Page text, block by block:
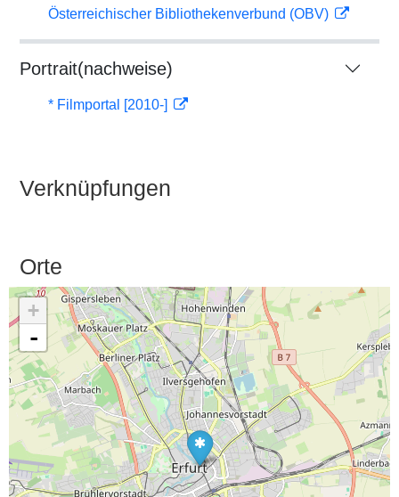
Österreichischer Bibliothekenverbund (OBV)
Portrait(nachweise)
* Filmportal [2010-]
Verknüpfungen
Orte
+
-